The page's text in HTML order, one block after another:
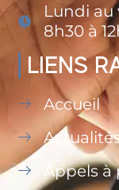
Lundi
8h30 à
LIENS
Accueil
Appels à